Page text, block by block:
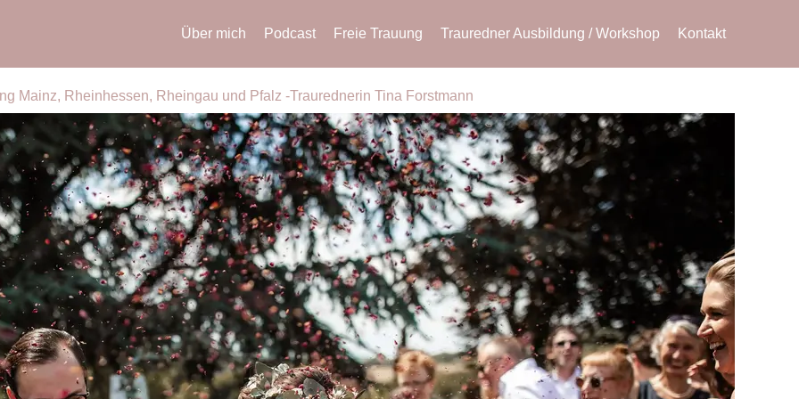
Über mich Podcast Freie Trauung Trauredner Ausbildung / Workshop Kontakt
Mainz, Rheinhessen, Rheingau und Pfalz -Traurednerin Tina Forstmann